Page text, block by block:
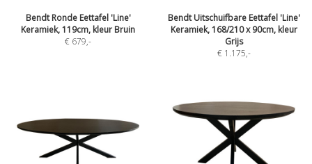
Bendt Ronde Eettafel 'Line'
Keramiek, 119cm, kleur Bruin
€ 679,-
Bendt Uitschuifbare Eettafel 'Line'
Keramiek, 168/210 x 90cm, kleur
Grijs
€ 1.175,-